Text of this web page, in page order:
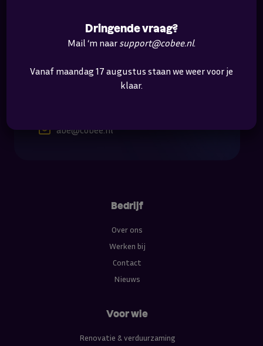
Neem contact op met Abe
abe@cobee.nl
Bedrijf
Over ons
Werken bij
Contact
Nieuws
Voor wie
Renovatie & verduurzaming
Dringende vraag?
Mail ‘m naar support@cobee.nl.
Vanaf maandag 17 augustus staan we weer voor je
klaar.